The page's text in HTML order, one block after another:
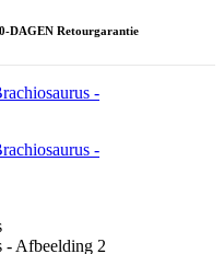
DAGEN Retourgarantie